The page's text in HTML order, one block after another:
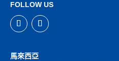
FOLLOW US
馬來西亞